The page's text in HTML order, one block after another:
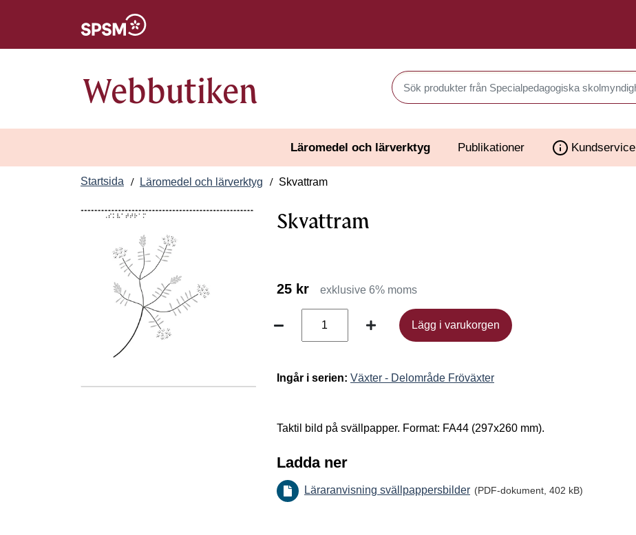
Webbutiken Sök produkter i Webbutiken
Läromedel och lärverktyg Publikationer Kundservice
Startsida Läromedel och lärverktyg Skvattram
Skvattram
25 kr exklusive 6% moms
Lägg i varukorgen
Lägg i varukorgen
Ingår i serien: Växter - Delområde Fröväxter
Taktil bild på svällpapper. Format: FA44 (297x260 mm).
Ladda ner
Läraranvisning svällpappersbilder (PDF-dokument, 402 kB)